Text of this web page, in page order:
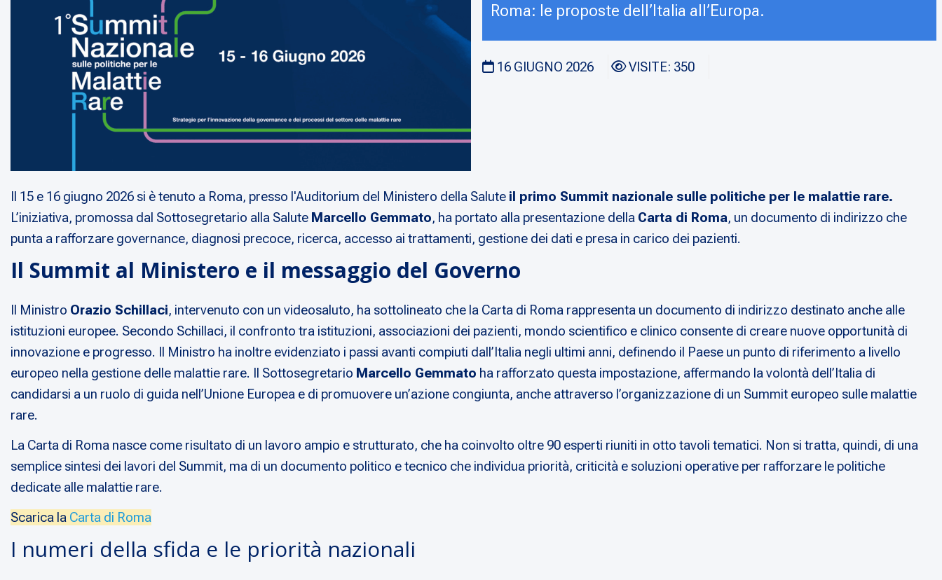
Roma: le proposte dell’Italia all’Europa.
16 GIUGNO 2026 VISITE: 350
Il 15 e 16 giugno 2026 si è tenuto a Roma, presso l'Auditorium del Ministero della Salute il primo Summit nazionale sulle politiche per le malattie rare.
L’iniziativa, promossa dal Sottosegretario alla Salute Marcello Gemmato, ha portato alla presentazione della Carta di Roma, un documento di indirizzo che
punta a rafforzare governance, diagnosi precoce, ricerca, accesso ai trattamenti, gestione dei dati e presa in carico dei pazienti.
Il Summit al Ministero e il messaggio del Governo
Il Ministro Orazio Schillaci, intervenuto con un videosaluto, ha sottolineato che la Carta di Roma rappresenta un documento di indirizzo destinato anche alle
istituzioni europee. Secondo Schillaci, il confronto tra istituzioni, associazioni dei pazienti, mondo scientifico e clinico consente di creare nuove opportunità di
innovazione e progresso. Il Ministro ha inoltre evidenziato i passi avanti compiuti dall’Italia negli ultimi anni, definendo il Paese un punto di riferimento a livello
europeo nella gestione delle malattie rare. Il Sottosegretario Marcello Gemmato ha rafforzato questa impostazione, affermando la volontà dell’Italia di
candidarsi a un ruolo di guida nell’Unione Europea e di promuovere un’azione congiunta, anche attraverso l’organizzazione di un Summit europeo sulle malattie
rare.
La Carta di Roma nasce come risultato di un lavoro ampio e strutturato, che ha coinvolto oltre 90 esperti riuniti in otto tavoli tematici. Non si tratta, quindi, di una
semplice sintesi dei lavori del Summit, ma di un documento politico e tecnico che individua priorità, criticità e soluzioni operative per rafforzare le politiche
dedicate alle malattie rare.
Scarica la Carta di Roma
I numeri della sfida e le priorità nazionali